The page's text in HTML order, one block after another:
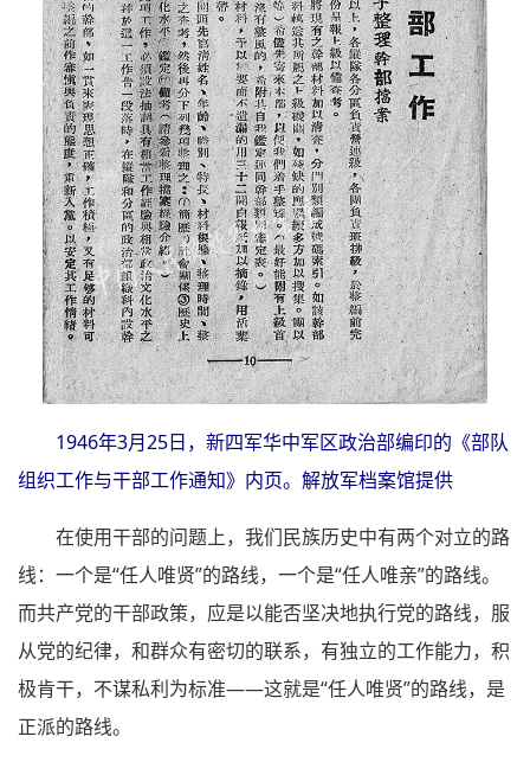
1946年3月25日，新四军华中军区政治部编印的《部队
组织工作与干部工作通知》内页。解放军档案馆提供
在使用干部的问题上，我们民族历史中有两个对立的路
线：一个是“任人唯贤”的路线，一个是“任人唯亲”的路线。
而共产党的干部政策，应是以能否坚决地执行党的路线，服
从党的纪律，和群众有密切的联系，有独立的工作能力，积
极肯干，不谋私利为标准——这就是“任人唯贤”的路线，是
正派的路线。